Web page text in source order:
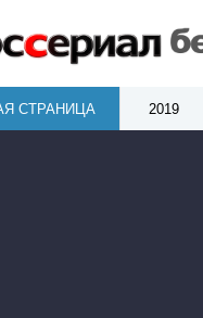
СТРАНИЦА 2019